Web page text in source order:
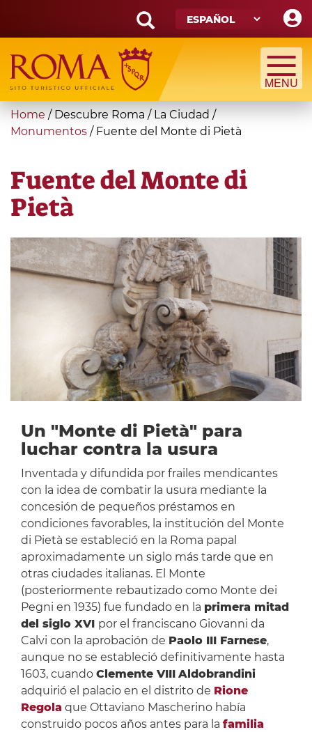
main
content
Search
form
Búsqueda
You
are
Home / Descubre Roma / La Ciudad /
Monumentos / Fuente del Monte di Pietà
Fuente del Monte di
Pietà
Un "Monte di Pietà" para
luchar contra la usura
Inventada y difundida por frailes mendicantes
con la idea de combatir la usura mediante la
concesión de pequeños préstamos en
condiciones favorables, la institución del Monte
di Pietà se estableció en la Roma papal
aproximadamente un siglo más tarde que en
otras ciudades italianas. El Monte
(posteriormente rebautizado como Monte dei
Pegni en 1935) fue fundado en la primera mitad
del siglo XVI por el franciscano Giovanni da
Calvi con la aprobación de Paolo III Farnese,
aunque no se estableció definitivamente hasta
1603, cuando Clemente VIII Aldobrandini
adquirió el palacio en el distrito de Rione
Regolaque Ottaviano Mascherino había
construido pocos años antes para la familia